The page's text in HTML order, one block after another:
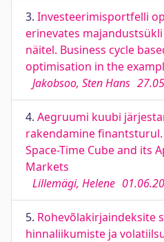
3. Investeerimisportfelli
erinevates
näitel. Business cycle
optimisation in the
Jakobsoo, Sten Hans
4. Aegruumi kuubi
rakendamine
Space-Time Cube and its
Markets
Lillemägi, Helene
5. Rohevõlakirjaindeksite
hinnaliikumiste ja